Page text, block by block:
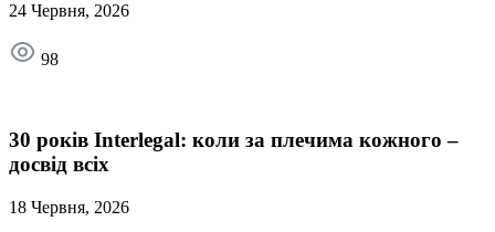
24 Червня, 2026
98
30 років Interlegal: коли за плечима кожного –
досвід всіх
18 Червня, 2026